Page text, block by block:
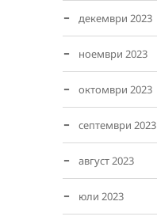
декември 2023
ноември 2023
октомври 2023
септември 2023
август 2023
юли 2023